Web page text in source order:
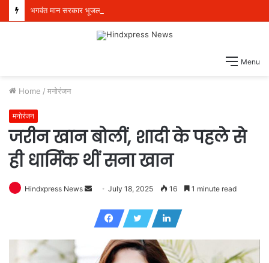
Menu
Home / मनोरंजन
मनोरंजन
जरीन खान बोलीं, शादी के पहले से
ही धार्मिक थीं सना खान
Hindxpress News July 18, 2025 16 1 minute read